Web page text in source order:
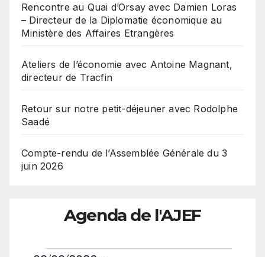
Rencontre au Quai d’Orsay avec Damien Loras
– Directeur de la Diplomatie économique au
Ministère des Affaires Etrangères
Ateliers de l’économie avec Antoine Magnant,
directeur de Tracfin
Retour sur notre petit-déjeuner avec Rodolphe
Saadé
Compte-rendu de l’Assemblée Générale du 3
juin 2026
Agenda de l'AJEF